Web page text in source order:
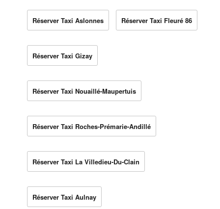
Réserver Taxi Aslonnes Réserver Taxi Fleuré 86
Réserver Taxi Gizay
Réserver Taxi Nouaillé-Maupertuis
Réserver Taxi Roches-Prémarie-Andillé
Réserver Taxi La Villedieu-Du-Clain
Réserver Taxi Aulnay